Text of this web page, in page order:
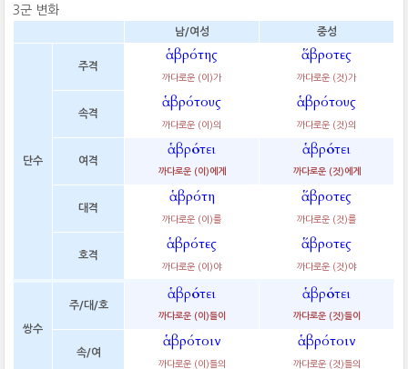
3군 변화
남/여성 중성
단수
주격
ἁβρότης
까다로운 (이)가
ἅβροτες
까다로운 (것)가
속격
ἁβρότους
까다로운 (이)의
ἁβρότους
까다로운 (것)의
여격
ἁβρότει
까다로운 (이)에게
ἁβρότει
까다로운 (것)에게
대격
ἁβρότη
까다로운 (이)를
ἅβροτες
까다로운 (것)를
호격
ἁβρότες
까다로운 (이)야
ἅβροτες
까다로운 (것)야
쌍수
주/대/호
ἁβρότει
까다로운 (이)들이
ἁβρότει
까다로운 (것)들이
속/여
ἁβρότοιν
까다로운 (이)들의
ἁβρότοιν
까다로운 (것)들의